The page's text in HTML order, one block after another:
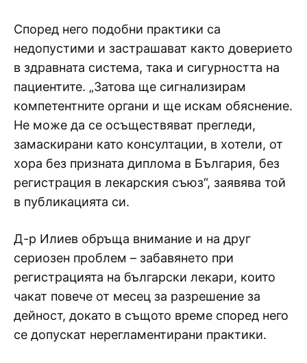
Според него подобни практики са
недопустими и застрашават както доверието
в здравната система, така и сигурността на
пациентите. „Затова ще сигнализирам
компетентните органи и ще искам обяснение.
Не може да се осъществяват прегледи,
замаскирани като консултации, в хотели, от
хора без призната диплома в България, без
регистрация в лекарския съюз“, заявява той
в публикацията си.
Д-р Илиев обръща внимание и на друг
сериозен проблем – забавянето при
регистрацията на български лекари, които
чакат повече от месец за разрешение за
дейност, докато в същото време според него
се допускат нерегламентирани практики.